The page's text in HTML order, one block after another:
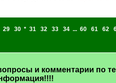
29 30 * 31 32 33 34 ... 60 61 62
и комментарии по